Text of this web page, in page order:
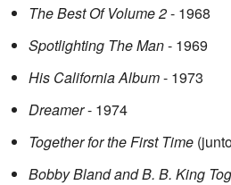
The Best Of Volume 2- 1968
Spotlighting The Man- 1969
His California Album- 1973
Dreamer- 1974
Together for the First Time
Bobby Bland and B. B. King